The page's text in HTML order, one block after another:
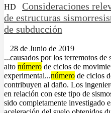
HD
Consideraciones
de estructuras
de subducción
28 de Junio de 2019
...causados por los terremotos
alto número de ciclos de
experimental...número de ciclos
contribuyen al daño. Los
en relación con este tipo de
sido completamente investigado